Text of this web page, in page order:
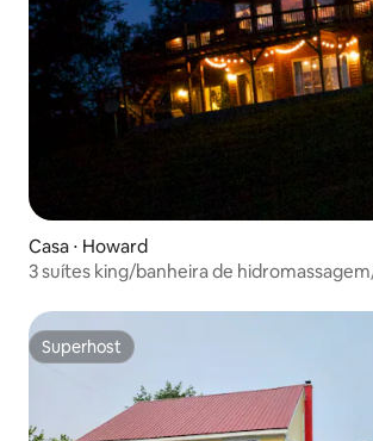
Casa ⋅ Howard
3 suítes king/banheira de
Superhost
Superhost